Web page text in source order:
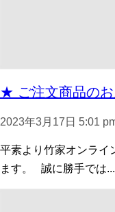
★ ご注文商品の
2023年3月17日 5:01
平素より竹家オンライ
ます。 誠に勝手では...